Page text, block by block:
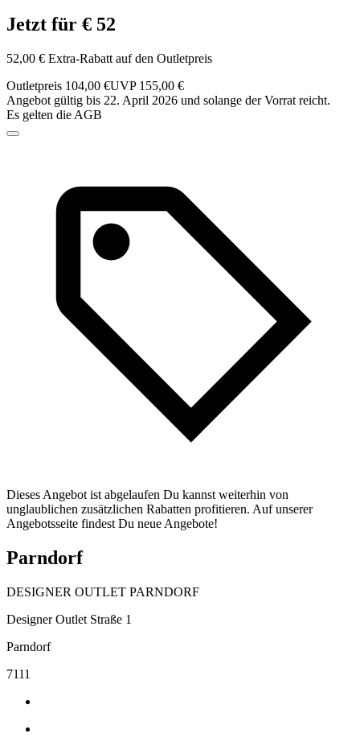
Jetzt für € 52
52,00 € Extra-Rabatt auf den Outletpreis
Outletpreis 104,00 €UVP 155,00 €
Angebot gültig bis 22. April 2026 und solange der Vorrat reicht.
Es gelten die AGB
Dieses Angebot ist abgelaufen Du kannst weiterhin von
unglaublichen zusätzlichen Rabatten profitieren. Auf unserer
Angebotsseite findest Du neue Angebote!
Parndorf
DESIGNER OUTLET PARNDORF
Designer Outlet Straße 1
Parndorf
7111